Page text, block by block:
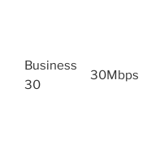
Business
30
30Mbps